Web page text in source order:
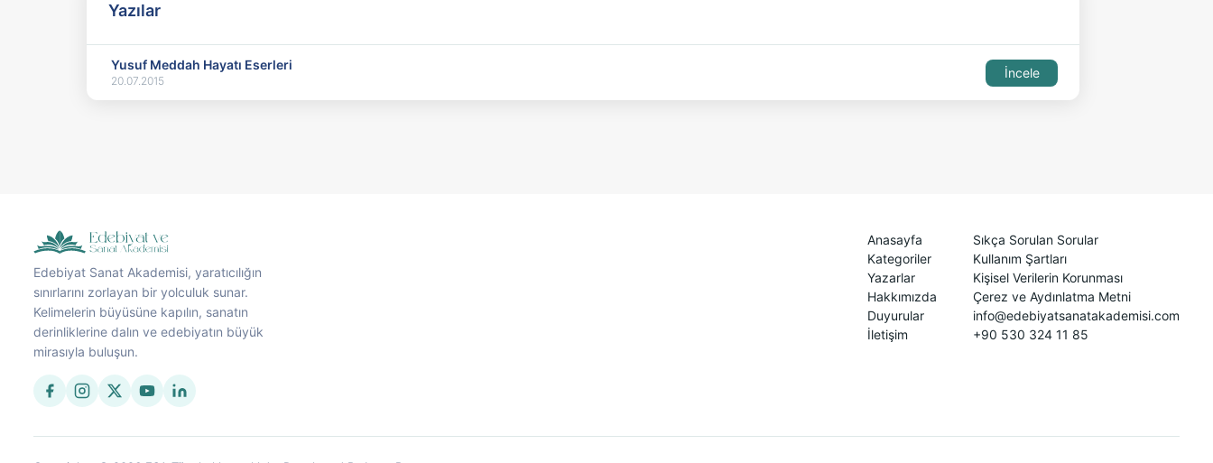
Yazılar
Yusuf Meddah Hayatı Eserleri
20.07.2015
İncele
Edebiyat Sanat Akademisi, yaratıcılığın
sınırlarını zorlayan bir yolculuk sunar.
Kelimelerin büyüsüne kapılın, sanatın
derinliklerine dalın ve edebiyatın büyük
mirasıyla buluşun.
Anasayfa
Kategoriler
Yazarlar
Hakkımızda
Duyurular
İletişim
Sıkça Sorulan Sorular
Kullanım Şartları
Kişisel Verilerin Korunması
Çerez ve Aydınlatma Metni
info@edebiyatsanatakademisi.com
+90 530 324 11 85